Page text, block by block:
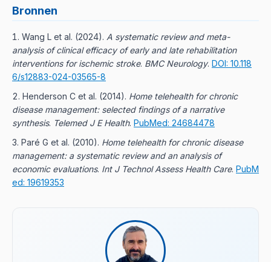
deze rol vaak ondergewaardeerd – en zonder die rol is
het bereiken van duurzame verbetering onrealistisch.
domein. Dat is geen last, maar de plek waar je echt
invloed hebt op je gezondheid.
Bronnen
Wang L et al. (2024). A systematic review and meta-
analysis of clinical efficacy of early and late rehabilitation
interventions for ischemic stroke. BMC Neurology. DOI: 10.118
6/s12883-024-03565-8
Henderson C et al. (2014). Home telehealth for chronic
disease management: selected findings of a narrative
synthesis. Telemed J E Health. PubMed: 24684478
Paré G et al. (2010). Home telehealth for chronic disease
management: a systematic review and an analysis of
economic evaluations. Int J Technol Assess Health Care. PubM
ed: 19619353